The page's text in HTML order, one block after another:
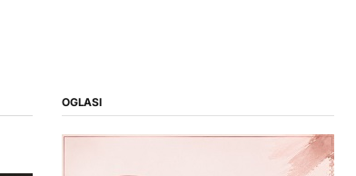
OGLASI